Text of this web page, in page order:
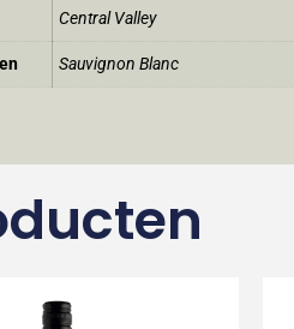
Central Valley
Sauvignon Blanc